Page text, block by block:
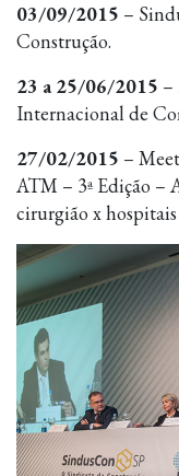
03/09/2015 –
Construção.
23 a 25/06/2015 –
Internacional de
27/02/2015 –
ATM – 3ª Edição –
cirurgião x